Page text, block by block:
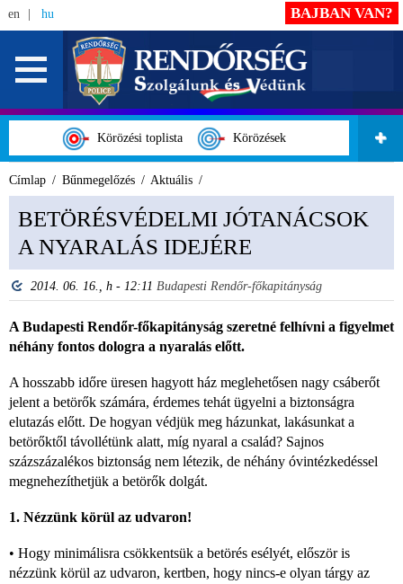
en hu
Körözési toplista Körözések
BAJBAN VAN?
Címlap Bűnmegelőzés Aktuális
BETÖRÉSVÉDELMI JÓTANÁCSOK
A NYARALÁS IDEJÉRE
2014. 06. 16., h - 12:11 Budapesti Rendőr-főkapitányság
A Budapesti Rendőr-főkapitányság szeretné felhívni a figyelmet
néhány fontos dologra a nyaralás előtt.
A hosszabb időre üresen hagyott ház meglehetősen nagy csáberőt
jelent a betörők számára, érdemes tehát ügyelni a biztonságra
elutazás előtt. De hogyan védjük meg házunkat, lakásunkat a
betörőktől távollétünk alatt, míg nyaral a család? Sajnos
százszázalékos biztonság nem létezik, de néhány óvintézkedéssel
megnehezíthetjük a betörők dolgát.
1. Nézzünk körül az udvaron!
• Hogy minimálisra csökkentsük a betörés esélyét, először is
nézzünk körül az udvaron, kertben, hogy nincs-e olyan tárgy az